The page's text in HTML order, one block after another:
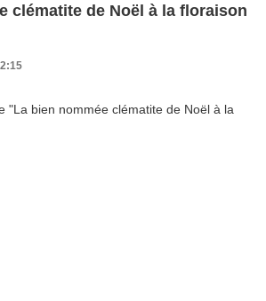
clématite de Noël à la floraison